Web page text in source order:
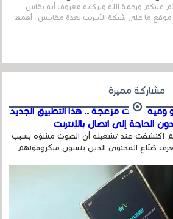
عليكم ورحمة الله وبركاته معروف أنه يقاس
موقع ما على شبكة الأنترنت بعدة مقاييس ، أهمها
مشاركة مميزة
أصوت مزعجة .. هذا التطبيق الجديد
الحاجة إلى اتصال بالإنترنت
ثم اكتشفتَ عند تشغيله أن الصوت مشوّه بسبب
صُنّاع المحتوى الذين ينسون ميكروفونهم